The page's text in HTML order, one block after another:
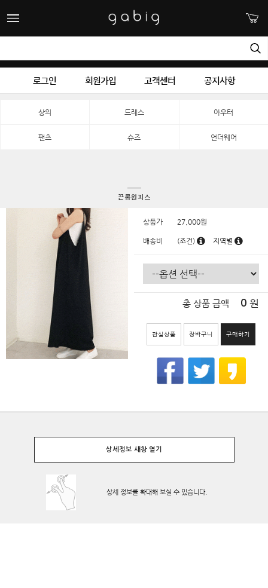
로그인 회원가입 고객센터 공지사항
상의 드레스 아우터
팬츠 슈즈 언더웨어
끈롱원피스
상품가 27,000원
배송비 (조건) 지역별
총 상품 금액 0 원
관심상품 장바구니 구매하기
상세정보 새창 열기
상세 정보를 확대해 보실 수 있습니다.